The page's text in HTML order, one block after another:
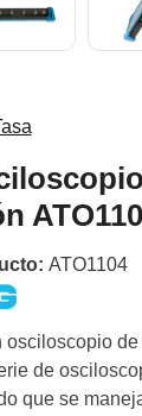
ATO1104
osciloscopio
de
que se